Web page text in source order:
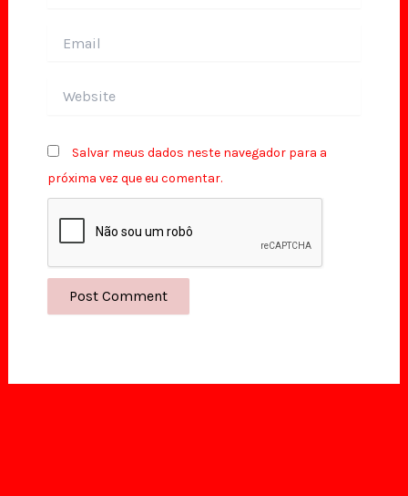
Salvar meus dados neste navegador para a
próxima vez que eu comentar.